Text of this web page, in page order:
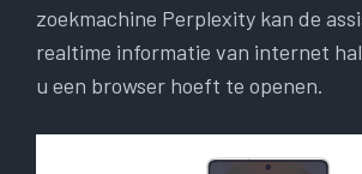
zoekmachine Perplexity kan de
realtime informatie van internet
u een browser hoeft te openen.